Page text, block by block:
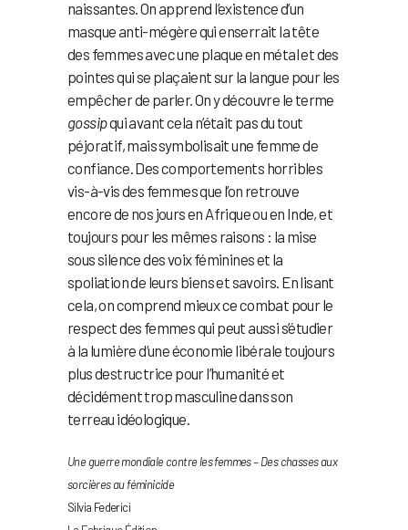
naissantes. On apprend l’existence d’un
masque anti-mégère qui enserrait la tête
des femmes avec une plaque en métal et des
pointes qui se plaçaient sur la langue pour les
empêcher de parler. On y découvre le terme
gossipqui avant cela n’était pas du tout
péjoratif, mais symbolisait une femme de
confiance. Des comportements horribles
vis-à-vis des femmes que l’on retrouve
encore de nos jours en Afrique ou en Inde, et
toujours pour les mêmes raisons : la mise
sous silence des voix féminines et la
spoliation de leurs biens et savoirs. En lisant
cela, on comprend mieux ce combat pour le
respect des femmes qui peut aussi s’étudier
à la lumière d’une économie libérale toujours
plus destructrice pour l’humanité et
décidément trop masculine dans son
terreau idéologique.
Une guerre mondiale contre les femmes – Des chasses aux
sorcières au féminicide
Silvia Federici